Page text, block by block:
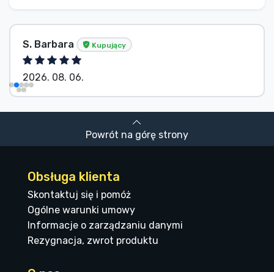
S. Barbara Kupujący
2026. 08. 06.
Powrót na górę strony
Obsługa klienta
Skontaktuj się i pomóż
Ogólne warunki umowy
Informacje o zarządzaniu danymi
Rezygnacja, zwrot produktu